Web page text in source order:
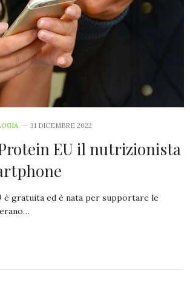
31 DICEMBRE 2022
EU il nutrizionista
è gratuita ed è nata per supportare le